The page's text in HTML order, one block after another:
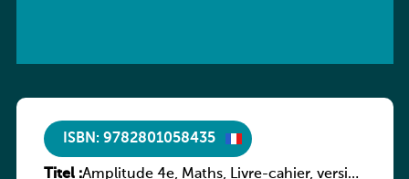
ISBN: 9782801058435
Titel :Amplitude 4e, Maths, Livre-cahier, version